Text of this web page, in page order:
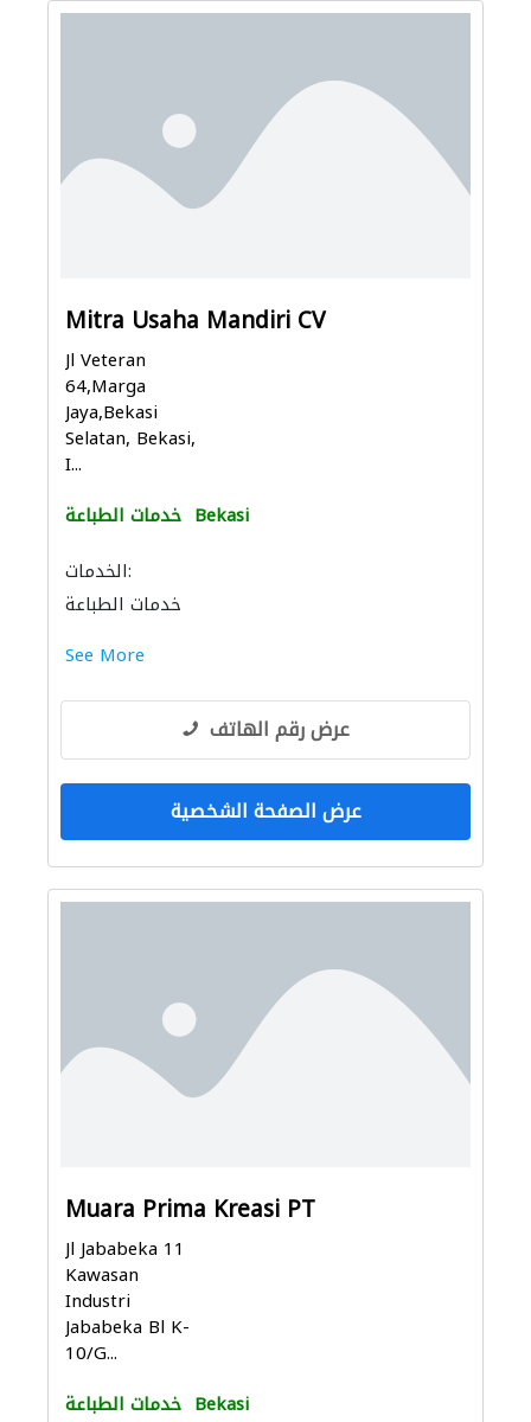
Mitra Usaha Mandiri CV
Jl Veteran
64,Marga
Jaya,Bekasi
Selatan, Bekasi,
I...
خدمات الطباعة Bekasi
الخدمات:
خدمات الطباعة
See More
عرض رقم الهاتف
عرض الصفحة الشخصية
Muara Prima Kreasi PT
Jl Jababeka 11
Kawasan
Industri
Jababeka Bl K-
10/G...
خدمات الطباعة Bekasi